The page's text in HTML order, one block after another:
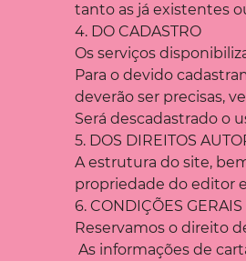
tanto as já existentes
4. DO CADASTRO
Os serviços
Para o devido
deverão ser precisas,
Será descadastrado o
5. DOS DIREITOS
A estrutura do site,
propriedade do editor
6. CONDIÇÕES GERAIS
Reservamos o direito
As informações de